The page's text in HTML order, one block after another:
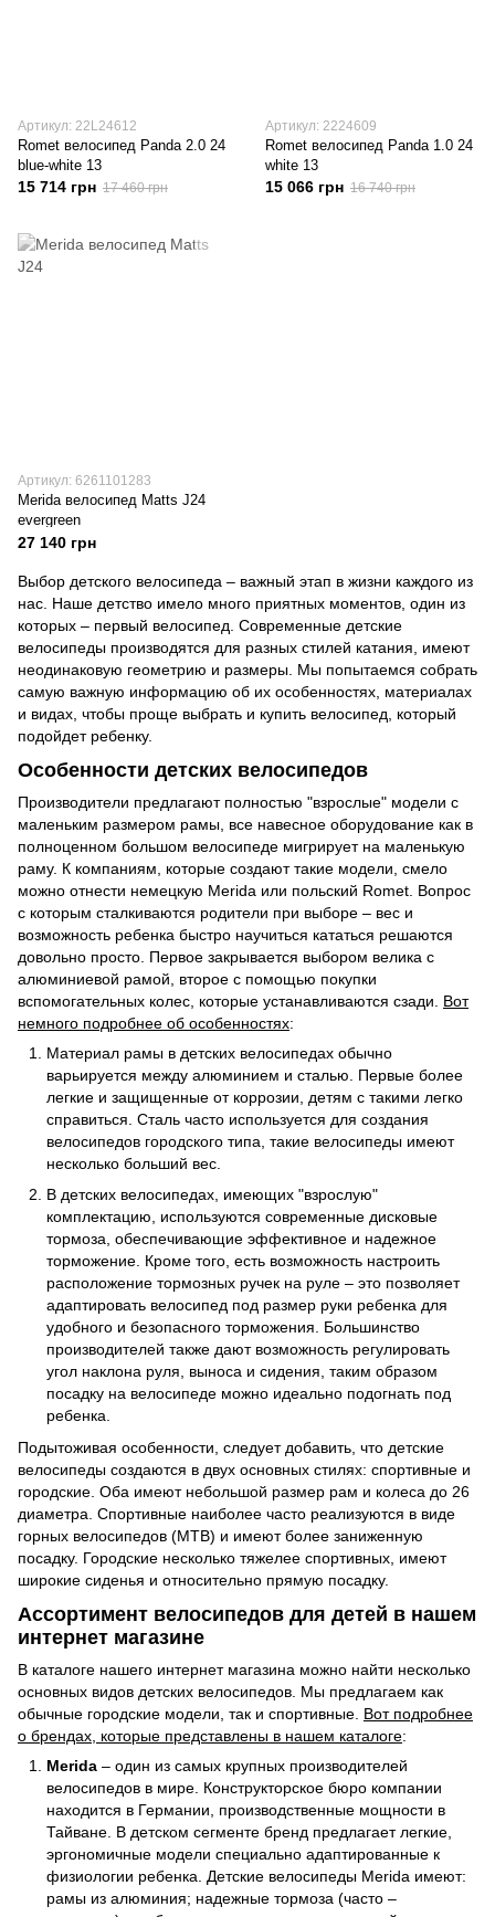
Артикул: 22L24612
Romet велосипед Panda 2.0 24
blue-white 13
15 714 грн 17 460 грн
Артикул: 2224609
Romet велосипед Panda 1.0 24
white 13
15 066 грн 16 740 грн
Артикул: 6261101283
Merida велосипед Matts J24
evergreen
27 140 грн
Выбор детского велосипеда – важный этап в жизни каждого из
нас. Наше детство имело много приятных моментов, один из
которых – первый велосипед. Современные детские
велосипеды производятся для разных стилей катания, имеют
неодинаковую геометрию и размеры. Мы попытаемся собрать
самую важную информацию об их особенностях, материалах
и видах, чтобы проще выбрать и купить велосипед, который
подойдет ребенку.
Особенности детских велосипедов
Производители предлагают полностью "взрослые" модели с
маленьким размером рамы, все навесное оборудование как в
полноценном большом велосипеде мигрирует на маленькую
раму. К компаниям, которые создают такие модели, смело
можно отнести немецкую Merida или польский Romet. Вопрос
с которым сталкиваются родители при выборе – вес и
возможность ребенка быстро научиться кататься решаются
довольно просто. Первое закрывается выбором велика с
алюминиевой рамой, второе с помощью покупки
вспомогательных колес, которые устанавливаются сзади. Вот
немного подробнее об особенностях:
Материал рамы в детских велосипедах обычно
варьируется между алюминием и сталью. Первые более
легкие и защищенные от коррозии, детям с такими легко
справиться. Сталь часто используется для создания
велосипедов городского типа, такие велосипеды имеют
несколько больший вес.
В детских велосипедах, имеющих "взрослую"
комплектацию, используются современные дисковые
тормоза, обеспечивающие эффективное и надежное
торможение. Кроме того, есть возможность настроить
расположение тормозных ручек на руле – это позволяет
адаптировать велосипед под размер руки ребенка для
удобного и безопасного торможения. Большинство
производителей также дают возможность регулировать
угол наклона руля, выноса и сидения, таким образом
посадку на велосипеде можно идеально подогнать под
ребенка.
Подытоживая особенности, следует добавить, что детские
велосипеды создаются в двух основных стилях: спортивные и
городские. Оба имеют небольшой размер рам и колеса до 26
диаметра. Спортивные наиболее часто реализуются в виде
горных велосипедов (MTB) и имеют более заниженную
посадку. Городские несколько тяжелее спортивных, имеют
широкие сиденья и относительно прямую посадку.
Ассортимент велосипедов для детей в нашем
интернет магазине
В каталоге нашего интернет магазина можно найти несколько
основных видов детских велосипедов. Мы предлагаем как
обычные городские модели, так и спортивные. Вот подробнее
о брендах, которые представлены в нашем каталоге:
Merida – один из самых крупных производителей
велосипедов в мире. Конструкторское бюро компании
находится в Германии, производственные мощности в
Тайване. В детском сегменте бренд предлагает легкие,
эргономичные модели специально адаптированные к
физиологии ребенка. Детские велосипеды Merida имеют:
рамы из алюминия; надежные тормоза (часто –